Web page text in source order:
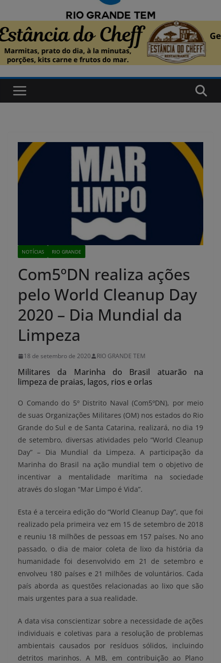
NOTÍCIAS RIO GRANDE
Com5ºDN realiza ações
pelo World Cleanup Day
2020 – Dia Mundial da
Limpeza
18 de setembro de 2020 RIO GRANDE TEM
Militares da Marinha do Brasil atuarão na
limpeza de praias, lagos, rios e orlas
O Comando do 5º Distrito Naval (Com5ºDN), por meio
de suas Organizações Militares (OM) nos estados do Rio
Grande do Sul e de Santa Catarina, realizará, no dia 19
de setembro, diversas atividades pelo “World Cleanup
Day” – Dia Mundial da Limpeza. A participação da
Marinha do Brasil na ação mundial tem o objetivo de
incentivar a mentalidade marítima na sociedade
através do slogan “Mar Limpo é Vida”.
Esta é a terceira edição do “World Cleanup Day”, que foi
realizado pela primeira vez em 15 de setembro de 2018
e reuniu 18 milhões de pessoas em 157 países. No ano
passado, o dia de maior coleta de lixo da história da
humanidade foi desenvolvido em 21 de setembro e
envolveu 180 países e 21 milhões de voluntários. Cada
país aborda as questões relacionadas ao lixo que são
mais urgentes para a sua realidade.
A data visa conscientizar sobre a necessidade de ações
individuais e coletivas para a resolução de problemas
ambientais causados por resíduos sólidos, incluindo
detritos marinhos. A MB, em contribuição ao Plano